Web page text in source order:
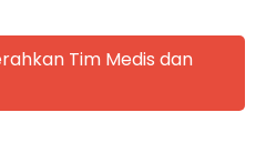
Tim Medis dan